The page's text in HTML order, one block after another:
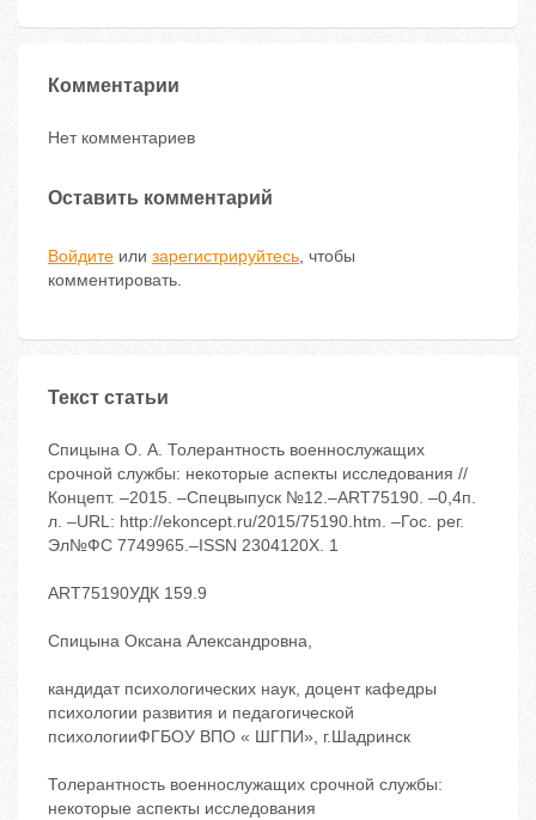
Комментарии
Нет комментариев
Оставить комментарий
Войдите или зарегистрируйтесь, чтобы
комментировать.
Текст статьи
Спицына О. А. Толерантность военнослужащих
срочной службы: некоторые аспекты исследования //
Концепт. –2015. –Спецвыпуск №12.–ART75190. –0,4п.
л. –URL: http://ekoncept.ru/2015/75190.htm. –Гос. рег.
Эл№ФС 7749965.–ISSN 2304120X. 1
ART75190УДК 159.9
Спицына Оксана Александровна,
кандидат психологических наук, доцент кафедры
психологии развития и педагогической
психологииФГБОУ ВПО « ШГПИ», г.Шадринск
Толерантность военнослужащих срочной службы:
некоторые аспекты исследования